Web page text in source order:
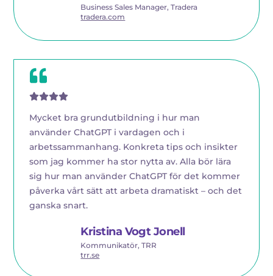
Business Sales Manager, Tradera
tradera.com
Mycket bra grundutbildning i hur man
använder ChatGPT i vardagen och i
arbetssammanhang. Konkreta tips och insikter
som jag kommer ha stor nytta av. Alla bör lära
sig hur man använder ChatGPT för det kommer
påverka vårt sätt att arbeta dramatiskt – och det
ganska snart.
Kristina Vogt Jonell
Kommunikatör, TRR
trr.se